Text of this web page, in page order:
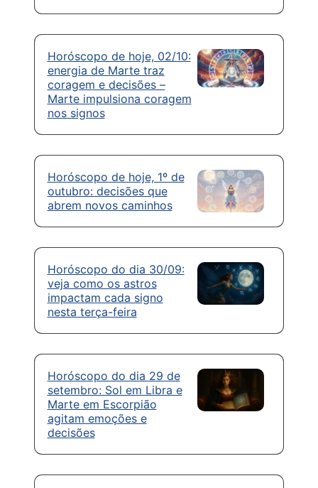
Horóscopo de hoje, 02/10:
energia de Marte traz
coragem e decisões –
Marte impulsiona coragem
nos signos
Horóscopo de hoje, 1º de
outubro: decisões que
abrem novos caminhos
Horóscopo do dia 30/09:
veja como os astros
impactam cada signo
nesta terça-feira
Horóscopo do dia 29 de
setembro: Sol em Libra e
Marte em Escorpião
agitam emoções e
decisões